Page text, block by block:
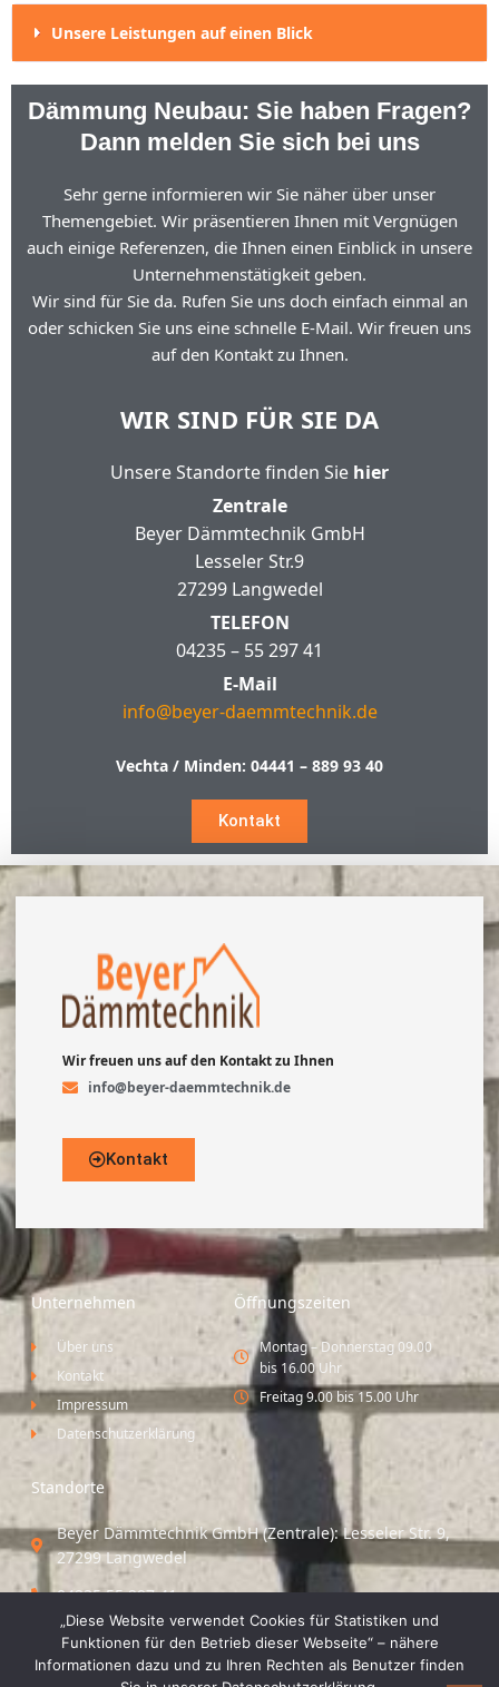
Unsere Leistungen auf einen Blick
Dämmung Neubau: Sie haben Fragen?
Dann melden Sie sich bei uns
Sehr gerne informieren wir Sie näher über unser
Themengebiet. Wir präsentieren Ihnen mit Vergnügen
auch einige Referenzen, die Ihnen einen Einblick in unsere
Unternehmenstätigkeit geben.
Wir sind für Sie da. Rufen Sie uns doch einfach einmal an
oder schicken Sie uns eine schnelle E-Mail. Wir freuen uns
auf den Kontakt zu Ihnen.
WIR SIND FÜR SIE DA
Unsere Standorte finden Sie hier
Zentrale
Beyer Dämmtechnik GmbH
Lesseler Str.9
27299 Langwedel
TELEFON
04235 – 55 297 41
E-Mail
info@beyer-daemmtechnik.de
Vechta / Minden: 04441 – 889 93 40
Kontakt
Wir freuen uns auf den Kontakt zu Ihnen
info@beyer-daemmtechnik.de
Kontakt
Unternehmen
Über uns
Kontakt
Impressum
Datenschutzerklärung
Öffnungszeiten
Montag – Donnerstag 09.00
bis 16.00 Uhr
Freitag 9.00 bis 15.00 Uhr
Standorte
Beyer Dämmtechnik GmbH (Zentrale): Lesseler Str. 9,
27299 Langwedel
04235 55 297 41
Standort Vechta / Minden: Osloer Straße 21 49377
Vechta
„Diese Website verwendet Cookies für Statistiken und
Funktionen für den Betrieb dieser Webseite“ – nähere
Informationen dazu und zu Ihren Rechten als Benutzer finden